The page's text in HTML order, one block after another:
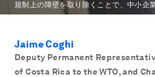
規制上の障壁を取り除くことで、中小企
Jaime Coghi
Deputy Permanent
of Costa Rica to the WTO, and